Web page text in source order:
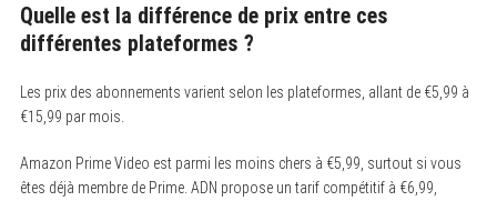
Quelle est la différence de prix entre ces
différentes plateformes ?
Les prix des abonnements varient selon les plateformes, allant de €5,99 à
€15,99 par mois.
Amazon Prime Video est parmi les moins chers à €5,99, surtout si vous
êtes déjà membre de Prime. ADN propose un tarif compétitif à €6,99,